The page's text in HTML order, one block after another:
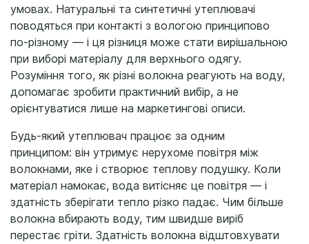
умовах. Натуральні та синтетичні утеплювачі
поводяться при контакті з вологою принципово
по-різному — і ця різниця може стати вирішальною
при виборі матеріалу для верхнього одягу.
Розуміння того, як різні волокна реагують на воду,
допомагає зробити практичний вибір, а не
орієнтуватися лише на маркетингові описи.
Будь-який утеплювач працює за одним
принципом: він утримує нерухоме повітря між
волокнами, яке і створює теплову подушку. Коли
матеріал намокає, вода витісняє це повітря — і
здатність зберігати тепло різко падає. Чим більше
волокна вбирають воду, тим швидше виріб
перестає гріти. Здатність волокна відштовхувати